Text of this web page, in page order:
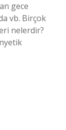
gece
vb. Birçok
nelerdir?